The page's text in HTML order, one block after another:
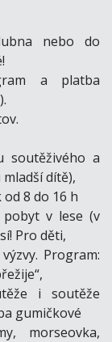
nebo do
a platba
soutěživého a
dítě),
od 8 do 16 h
pobyt v lese (v
Pro děti,
Program:
i soutěže
gumičkové
morseovka,